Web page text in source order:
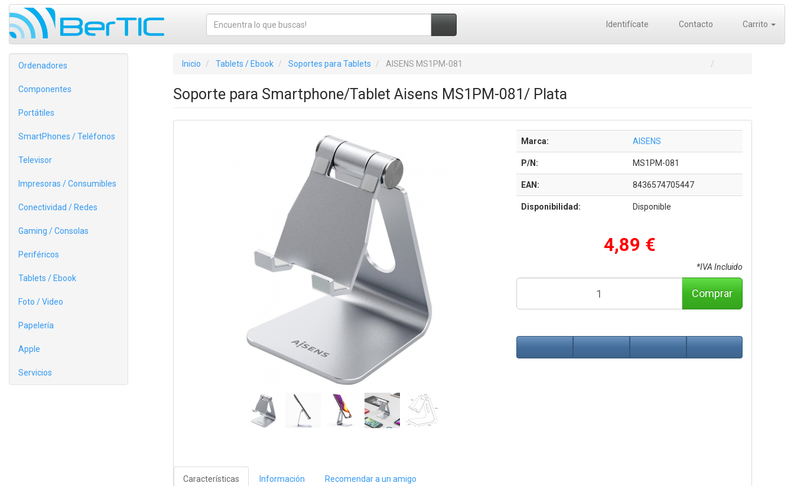
Identifícate Contacto Carrito
Ordenadores
Componentes
Portátiles
SmartPhones / Teléfonos
Televisor
Impresoras / Consumibles
Conectividad / Redes
Gaming / Consolas
Periféricos
Tablets / Ebook
Foto / Video
Papelería
Apple
Servicios
Inicio Tablets / Ebook Soportes para Tablets AISENS MS1PM-081
Soporte para Smartphone/Tablet Aisens MS1PM-081/ Plata
Marca: AISENS
P/N: MS1PM-081
EAN: 8436574705447
Disponibilidad: Disponible
4,89 €
*IVA Incluido
Comprar
Características Información Recomendar a un amigo